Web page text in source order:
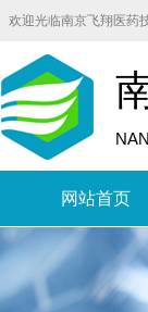
欢迎光临南京飞翔医药
网站首页